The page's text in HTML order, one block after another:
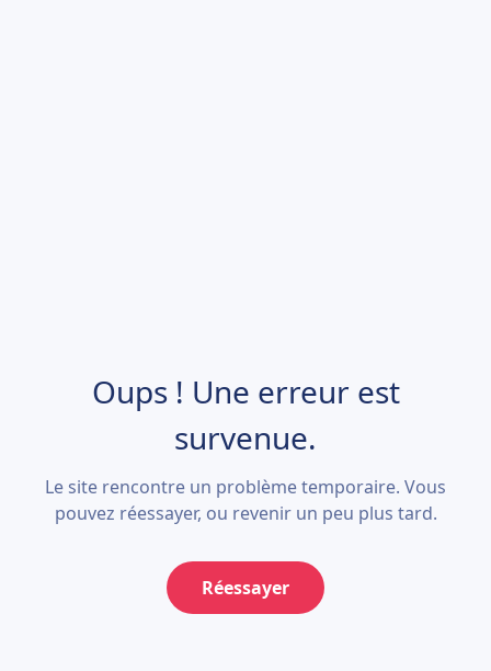
Oups ! Une erreur est
survenue.
Le site rencontre un problème temporaire. Vous
pouvez réessayer, ou revenir un peu plus tard.
Réessayer